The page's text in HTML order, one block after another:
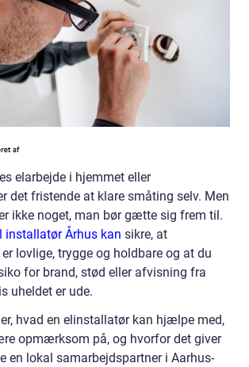
elarbejde i hjemmet eller
det fristende at klare småting selv. Men
ikke noget, man bør gætte sig frem til.
installatør Århus kan sikre, at
lovlige, trygge og holdbare og at du
for brand, stød eller afvisning fra
uheldet er ude.
hvad en elinstallatør kan hjælpe med,
opmærksom på, og hvorfor det giver
en lokal samarbejdspartner i Aarhus-